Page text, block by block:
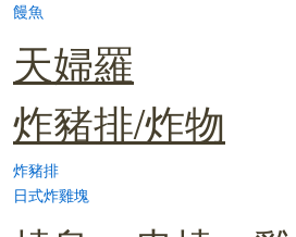
饅魚
天婦羅
炸豬排/炸物
炸豬排
日式炸雞塊